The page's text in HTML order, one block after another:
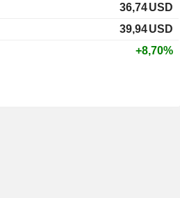
36,74USD
39,94USD
+8,70%